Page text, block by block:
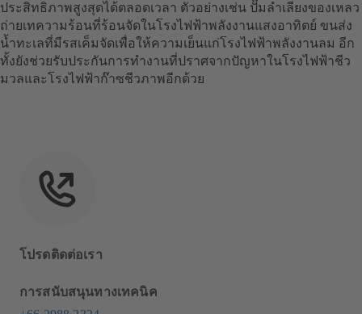
ประสิทธิภาพสูงสุดได้ตลอดเวลา ตัวอย่างเช่น ปั๊มลำเลียงของเหลว
ถ่ายเทความร้อนที่ร้อนจัดในโรงไฟฟ้าพลังงานแสงอาทิตย์ ขนส่ง
น้ำทะเลที่มีรสเค็มจัดเพื่อให้ความเย็นแก่โรงไฟฟ้าพลังงานลม อีก
ทั้งยังช่วยรับประกันการทำงานที่ปราศจากปัญหาในโรงไฟฟ้าชีว
มวลและโรงไฟฟ้าก๊าซชีวภาพอีกด้วย
โปรดติดต่อเรา
การสนับสนุนทางเทคนิค